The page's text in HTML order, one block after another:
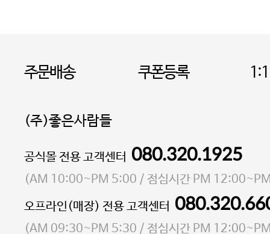
주문배송 쿠폰등록
(주)좋은사람들
대표 이성현,박영환| 개인정보관리책임자 김상현
소재지 서울특별시 마포구 마포대로4다길 41 마포
통신판매업 신고번호 2023-서울마포-3931호
사업자등록번호 105-81-58242
공식몰 전용 고객센터 080.320.1925
(AM 10:00~PM 5:00 / 점심시간 PM
오프라인(매장) 전용 고객센터
(AM 09:30~PM 5:30 / 점심시간 PM